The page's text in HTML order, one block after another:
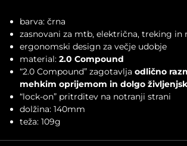
barva: črna
zasnovani za mtb, električna, treking in
ergonomski design za večje udobje
material:2.0 Compound
“2.0 Compound” zagotavlja odlično
mehkim oprijemom in dolgo
“lock-on” pritrditev na notranji strani
dolžina: 140mm
teža: 109g